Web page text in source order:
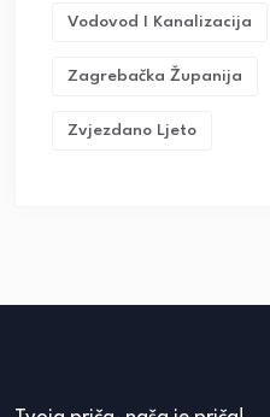
Vodovod I Kanalizacija
Zagrebačka Županija
Zvjezdano Ljeto